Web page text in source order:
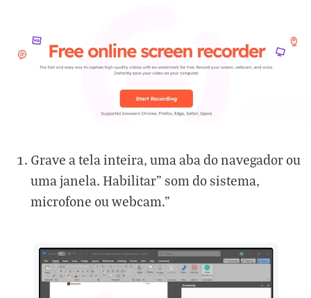
Grave a tela inteira, uma aba do navegador ou
uma janela. Habilitar" som do sistema,
microfone ou webcam."